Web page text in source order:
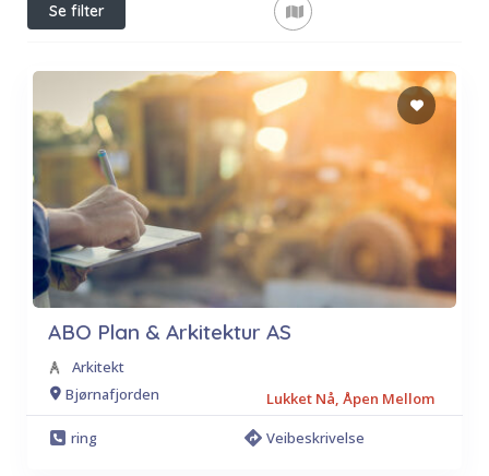
Se filter
ABO Plan & Arkitektur AS
Arkitekt
Bjørnafjorden
Lukket Nå, Åpen Mellom
ring
Veibeskrivelse